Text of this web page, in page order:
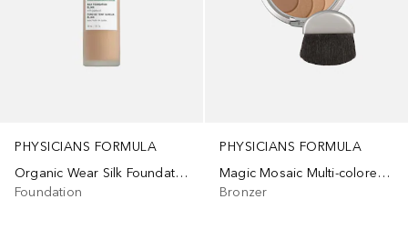
PHYSICIANS FORMULA
Organic Wear Silk Foundation Elixir
Foundation
PHYSICIANS FORMULA
Magic Mosaic Multi-colored Bronzer
Bronzer